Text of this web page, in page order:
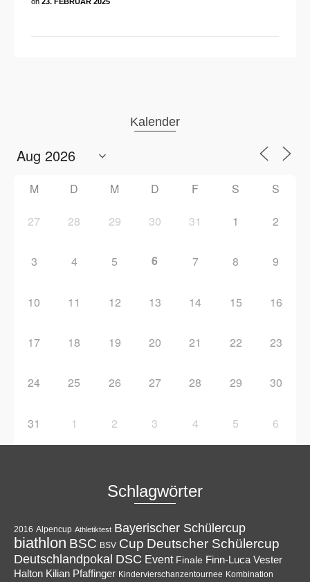
Kalender
M D M D F S S
27 28 29 30 31 1 2
3 4 5 6 7 8 9
10 11 12 13 14 15 16
17 18 19 20 21 22 23
24 25 26 27 28 29 30
31 1 2 3 4 5 6
Schlagwörter
2016 Alpencup Athletiktest Bayerischer Schülercup
biathlon BSC BSV Cup Deutscher Schülercup
Deutschlandpokal DSC Event Finale Finn-Luca Vester
Halton Kilian Pfaffinger Kindervierschanzentournee Kombination